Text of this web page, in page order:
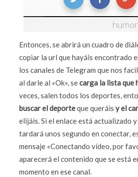
Entonces, se abrirá un cuadro de
copiar la url que hayáis encontrado
los canales de Telegram que nos
al darle al «Ok», secarga la lista que
veces, salen todos los deportes,
buscar el deporteque queráis y el
elijáis. Si el enlace está actualizado
tardará unos segundo en conectar,
mensaje «Conectando vídeo, por
aparecerá el contenido que se está
momento en ese canal.